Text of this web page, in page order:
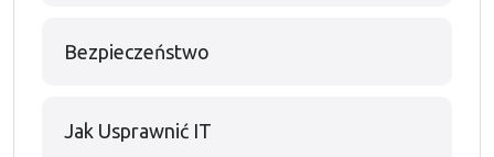
Bezpieczeństwo
Jak Usprawnić IT